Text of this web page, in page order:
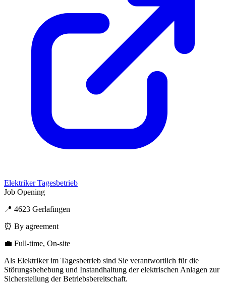
Elektriker Tagesbetrieb
Job Opening
📍 4623 Gerlafingen
⏰ By agreement
💼 Full-time, On-site
Als Elektriker im Tagesbetrieb sind Sie verantwortlich für die
Störungsbehebung und Instandhaltung der elektrischen Anlagen zur
Sicherstellung der Betriebsbereitschaft.